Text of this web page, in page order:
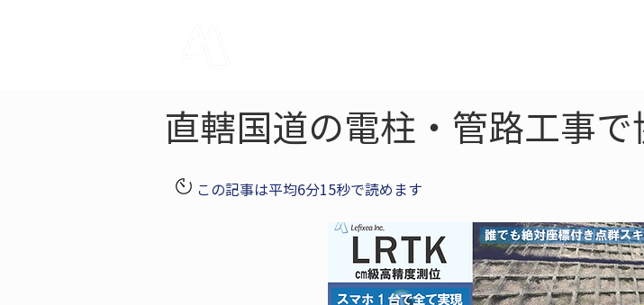
直轄国道の電柱・管路工事
この記事は平均6分15秒で読めます